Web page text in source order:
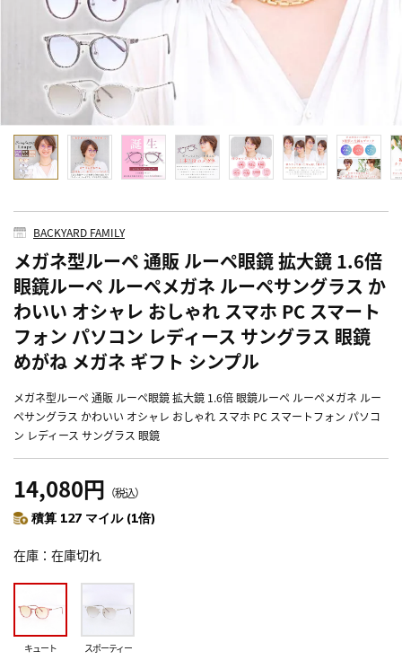
BACKYARD FAMILY
メガネ型ルーペ 通販 ルーペ眼鏡 拡大鏡 1.6倍
眼鏡ルーペ ルーペメガネ ルーペサングラス か
わいい オシャレ おしゃれ スマホ PC スマート
フォン パソコン レディース サングラス 眼鏡
めがね メガネ ギフト シンプル
メガネ型ルーペ 通販 ルーペ眼鏡 拡大鏡 1.6倍 眼鏡ルーペ ルーペメガネ ルー
ペサングラス かわいい オシャレ おしゃれ スマホ PC スマートフォン パソコ
ン レディース サングラス 眼鏡
14,080円 （税込）
積算 127 マイル (1倍)
在庫 在庫切れ
キュート スポーティー